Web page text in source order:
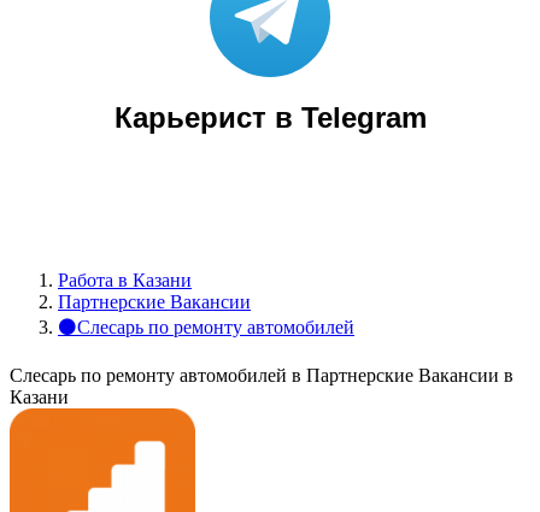
Карьерист в Telegram
Работа в Казани
Партнерские Вакансии
⚫Слесарь по ремонту автомобилей
Слесарь по ремонту автомобилей в Партнерские Вакансии в
Казани